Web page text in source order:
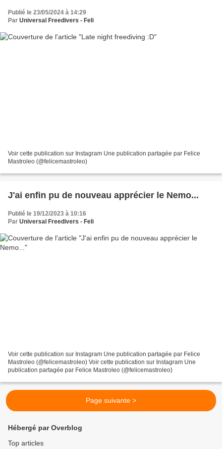
Publié le 23/05/2024 à 14:29
Par Universal Freedivers - Feli
Voir cette publication sur Instagram Une publication partagée par Felice
Mastroleo (@felicemastroleo)
J'ai enfin pu de nouveau apprécier le Nemo...
Publié le 19/12/2023 à 10:16
Par Universal Freedivers - Feli
Voir cette publication sur Instagram Une publication partagée par Felice
Mastroleo (@felicemastroleo) Voir cette publication sur Instagram Une
publication partagée par Felice Mastroleo (@felicemastroleo)
Page suivante >
Hébergé par Overblog
Top articles